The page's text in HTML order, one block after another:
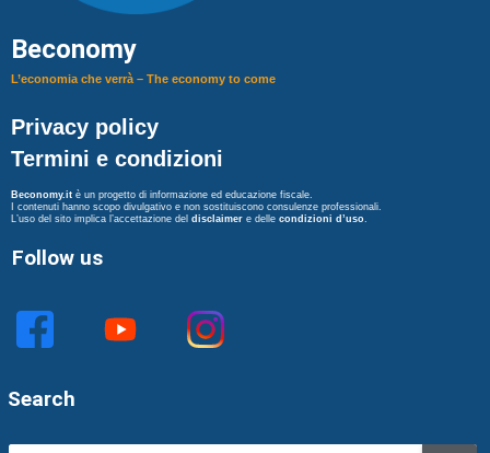
Beconomy
L’economia che verrà – The economy to come
Privacy policy
Termini e condizioni
Beconomy.it è un progetto di informazione ed educazione fiscale.
I contenuti hanno scopo divulgativo e non sostituiscono consulenze professionali.
L’uso del sito implica l’accettazione del disclaimer e delle condizioni d’uso.
Follow us
Search